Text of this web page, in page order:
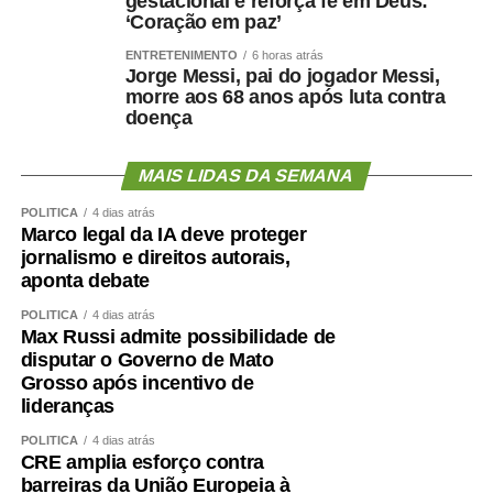
‘Coração em paz’
ENTRETENIMENTO 6 horas atrás
Jorge Messi, pai do jogador Messi,
morre aos 68 anos após luta contra
doença
MAIS LIDAS DA SEMANA
POLÍTICA 4 dias atrás
Marco legal da IA deve proteger
jornalismo e direitos autorais,
aponta debate
POLÍTICA 4 dias atrás
Max Russi admite possibilidade de
disputar o Governo de Mato
Grosso após incentivo de
lideranças
POLÍTICA 4 dias atrás
CRE amplia esforço contra
barreiras da União Europeia à